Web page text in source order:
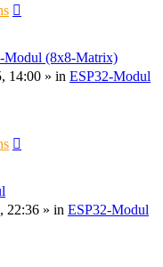
Modul (8x8-Matrix)
14:00 » in ESP32-Modul
22:36 » in ESP32-Modul